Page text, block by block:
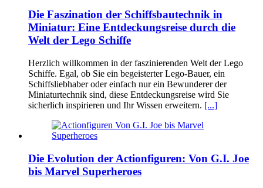
Die Faszination der Schiffsbautechnik in
Miniatur: Eine Entdeckungsreise durch die
Welt der Lego Schiffe
Herzlich willkommen in der faszinierenden Welt der Lego
Schiffe. Egal, ob Sie ein begeisterter Lego-Bauer, ein
Schiffsliebhaber oder einfach nur ein Bewunderer der
Miniaturtechnik sind, diese Entdeckungsreise wird Sie
sicherlich inspirieren und Ihr Wissen erweitern. [...]
Die Evolution der Actionfiguren: Von G.I. Joe
bis Marvel Superheroes